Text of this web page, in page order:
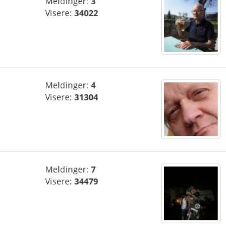
Visere: 34022
Meldinger: 4
Visere: 31304
Meldinger: 7
Visere: 34479